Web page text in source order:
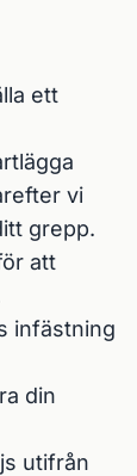
ett
vi
grepp.
att
infästning
din
utifrån